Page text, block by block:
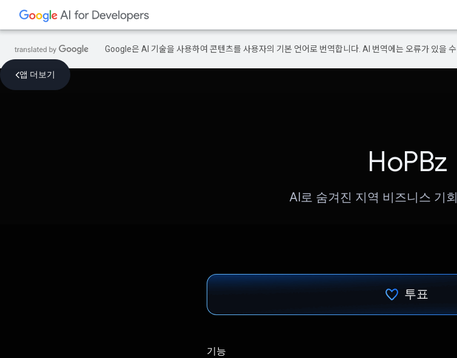
Google은 AI 기술을 사용하여 콘텐츠를 사용자의 기본 언어로 번역합니다. AI 번역에는 오류가 있을 수
앱 더보기
HoPBz
AI로 숨겨진 지역 비즈니스 기
투표
기능